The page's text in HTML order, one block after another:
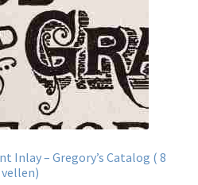
Inlay – Gregory’s Catalog ( 8
vellen)